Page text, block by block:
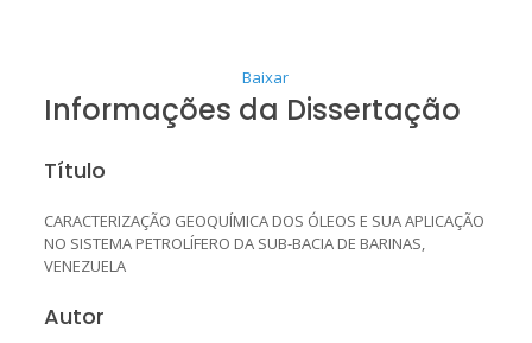
Baixar
Informações da Dissertação
Título
CARACTERIZAÇÃO GEOQUÍMICA DOS ÓLEOS E SUA APLICAÇÃO
NO SISTEMA PETROLÍFERO DA SUB-BACIA DE BARINAS,
VENEZUELA
Autor